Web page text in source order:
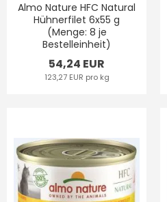
Almo Nature HFC Natural
Hühnerfilet 6x55 g
(Menge: 8 je
Bestelleinheit)
54,24 EUR
123,27 EUR pro kg